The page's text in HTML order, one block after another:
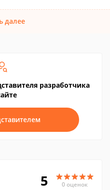
далее
разработчика
5 0 оценок